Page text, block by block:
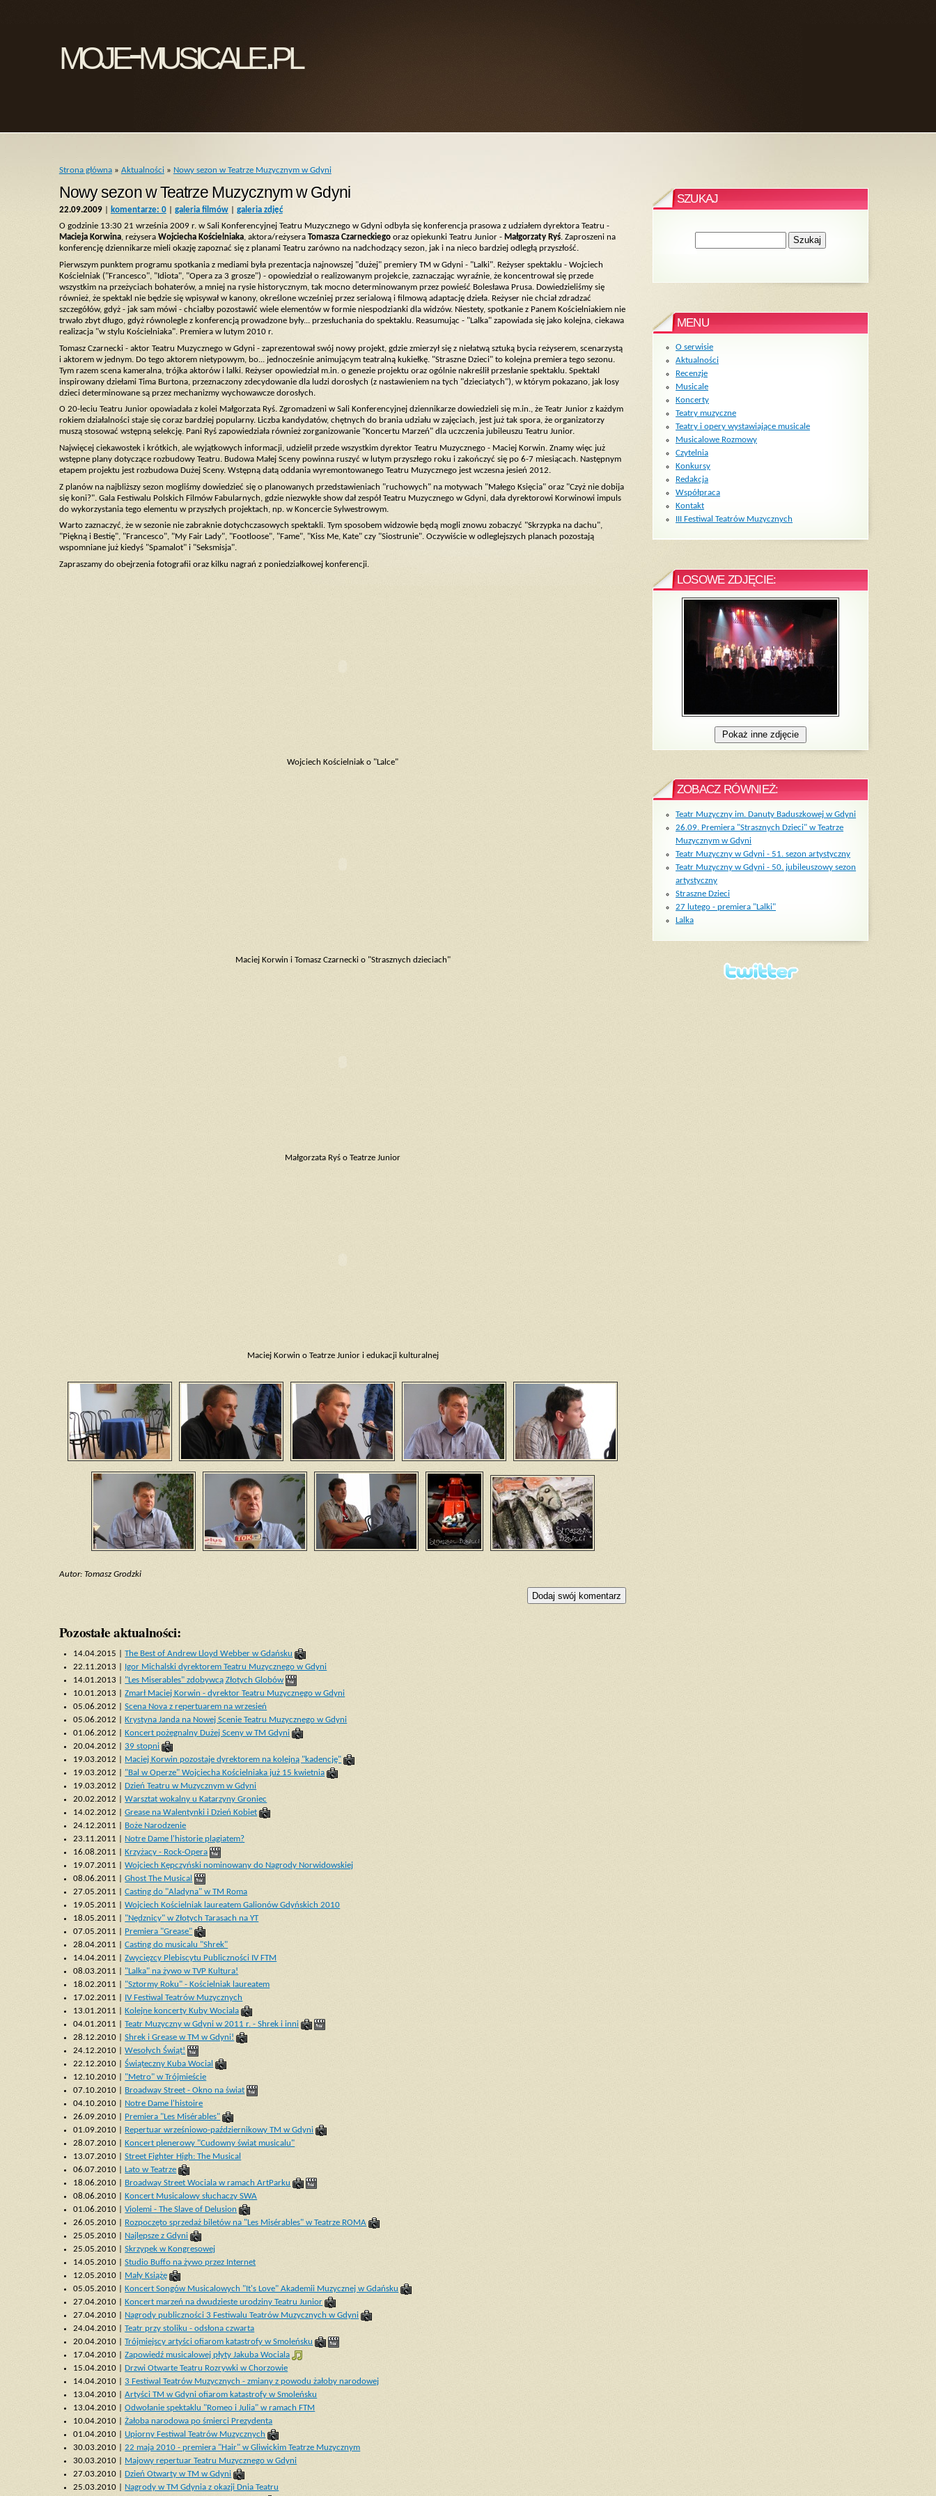
moje-musicale.pl
Strona główna» Aktualności» Nowy sezon w Teatrze Muzycznym w Gdyni
Nowy sezon w Teatrze Muzycznym w Gdyni
22.09.2009| komentarze: 0| galeria filmów| galeria zdjęć
O godzinie 13:30 21 września 2009 r. w Sali Konferencyjnej Teatru Muzycznego w Gdyni odbyła się konferencja prasowa z udziałem dyrektora Teatru -
Macieja Korwina, reżysera Wojciecha Kościelniaka, aktora/reżysera Tomasza Czarneckiegooraz opiekunki Teatru Junior - Małgorzaty Ryś. Zaproszeni na
konferencję dziennikarze mieli okazję zapoznać się z planami Teatru zarówno na nadchodzący sezon, jak i na nieco bardziej odległą przyszłość.
Pierwszym punktem programu spotkania z mediami była prezentacja najnowszej "dużej" premiery TM w Gdyni - "Lalki". Reżyser spektaklu - Wojciech
Kościelniak ("Francesco", "Idiota", "Opera za 3 grosze") - opowiedział o realizowanym projekcie, zaznaczając wyraźnie, że koncentrował się przede
wszystkim na przeżyciach bohaterów, a mniej na rysie historycznym, tak mocno determinowanym przez powieść Bolesława Prusa. Dowiedzieliśmy się
również, że spektakl nie będzie się wpisywał w kanony, określone wcześniej przez serialową i filmową adaptację dzieła. Reżyser nie chciał zdradzać
szczegółów, gdyż - jak sam mówi - chciałby pozostawić wiele elementów w formie niespodzianki dla widzów. Niestety, spotkanie z Panem Kościelniakiem nie
trwało zbyt długo, gdyż równolegle z konferencją prowadzone były... przesłuchania do spektaklu. Reasumując - "Lalka" zapowiada się jako kolejna, ciekawa
realizacja "w stylu Kościelniaka". Premiera w lutym 2010 r.
Tomasz Czarnecki - aktor Teatru Muzycznego w Gdyni - zaprezentował swój nowy projekt, gdzie zmierzył się z niełatwą sztuką bycia reżyserem, scenarzystą
i aktorem w jednym. Do tego aktorem nietypowym, bo... jednocześnie animującym teatralną kukiełkę. "Straszne Dzieci" to kolejna premiera tego sezonu.
Tym razem scena kameralna, trójka aktorów i lalki. Reżyser opowiedział m.in. o genezie projektu oraz ogólnie nakreślił przesłanie spektaklu. Spektakl
inspirowany dziełami Tima Burtona, przeznaczony zdecydowanie dla ludzi dorosłych (z nastawieniem na tych "dzieciatych"), w którym pokazano, jak losy
dzieci determinowane są przez mechanizmy wychowawcze dorosłych.
O 20-leciu Teatru Junior opowiadała z kolei Małgorzata Ryś. Zgromadzeni w Sali Konferencyjnej dziennikarze dowiedzieli się m.in., że Teatr Junior z każdym
rokiem działalności staje się coraz bardziej popularny. Liczba kandydatów, chętnych do brania udziału w zajęciach, jest już tak spora, że organizatorzy
muszą stosować wstępną selekcję. Pani Ryś zapowiedziała również zorganizowanie "Koncertu Marzeń" dla uczczenia jubileuszu Teatru Junior.
Najwięcej ciekawostek i krótkich, ale wyjątkowych informacji, udzielił przede wszystkim dyrektor Teatru Muzycznego - Maciej Korwin. Znamy więc już
wstępne plany dotyczące rozbudowy Teatru. Budowa Małej Sceny powinna ruszyć w lutym przyszłego roku i zakończyć się po 6-7 miesiącach. Następnym
etapem projektu jest rozbudowa Dużej Sceny. Wstępną datą oddania wyremontowanego Teatru Muzycznego jest wczesna jesień 2012.
Z planów na najbliższy sezon mogliśmy dowiedzieć się o planowanych przedstawieniach "ruchowych" na motywach "Małego Księcia" oraz "Czyż nie dobija
się koni?". Gala Festiwalu Polskich Filmów Fabularnych, gdzie niezwykłe show dał zespół Teatru Muzycznego w Gdyni, dała dyrektorowi Korwinowi impuls
do wykorzystania tego elementu w przyszłych projektach, np. w Koncercie Sylwestrowym.
Warto zaznaczyć, że w sezonie nie zabraknie dotychczasowych spektakli. Tym sposobem widzowie będą mogli znowu zobaczyć "Skrzypka na dachu",
"Piękną i Bestię", "Francesco", "My Fair Lady", "Footloose", "Fame", "Kiss Me, Kate" czy "Siostrunie". Oczywiście w odleglejszych planach pozostają
wspomniane już kiedyś "Spamalot" i "Seksmisja".
Zapraszamy do obejrzenia fotografii oraz kilku nagrań z poniedziałkowej konferencji.
Wojciech Kościelniak o "Lalce"
Maciej Korwin i Tomasz Czarnecki o "Strasznych dzieciach"
Małgorzata Ryś o Teatrze Junior
Maciej Korwin o Teatrze Junior i edukacji kulturalnej
Autor: Tomasz Grodzki
Pozostałe aktualności:
14.04.2015 |The Best of Andrew Lloyd Webber w Gdańsku
22.11.2013 |
Igor Michalski dyrektorem Teatru Muzycznego w Gdyni
14.01.2013 | "Les Miserables" zdobywcą Złotych Globów
10.01.2013 |Zmarł Maciej Korwin - dyrektor Teatru Muzycznego w Gdyni
05.06.2012 |Scena Nova z repertuarem na wrzesień
05.06.2012 |
Krystyna Janda na Nowej Scenie Teatru Muzycznego w Gdyni
01.06.2012 |
Koncert pożegnalny Dużej Sceny w TM Gdyni
20.04.2012 |39 stopni
19.03.2012 |
Maciej Korwin pozostaje dyrektorem na kolejną "kadencję"
19.03.2012 | "Bal w Operze" Wojciecha Kościelniaka już 15 kwietnia
19.03.2012 |
Dzień Teatru w Muzycznym w Gdyni
20.02.2012 |Warsztat wokalny u Katarzyny Groniec
14.02.2012 |Grease na Walentynki i Dzień Kobiet
24.12.2011 |
Boże Narodzenie
23.11.2011 |
Notre Dame l'historie plagiatem?
16.08.2011 |
Krzyżacy - Rock-Opera
19.07.2011 |Wojciech Kępczyński nominowany do Nagrody Norwidowskiej
08.06.2011 |Ghost The Musical
27.05.2011 |Casting do "Aladyna" w TM Roma
19.05.2011 |Wojciech Kościelniak laureatem Galionów Gdyńskich 2010
18.05.2011 | "Nędznicy" w Złotych Tarasach na YT
07.05.2011 |
Premiera "Grease"
28.04.2011 |Casting do musicalu "Shrek"
14.04.2011 |Zwycięzcy Plebiscytu Publiczności IV FTM
08.03.2011 | "Lalka" na żywo w TVP Kultura!
18.02.2011 | "Sztormy Roku" - Kościelniak laureatem
17.02.2011 |
IV Festiwal Teatrów Muzycznych
13.01.2011 |
Kolejne koncerty Kuby Wociala
04.01.2011 |Teatr Muzyczny w Gdyni w 2011 r. - Shrek i inni
28.12.2010 |Shrek i Grease w TM w Gdyni!
24.12.2010 |Wesołych Świąt!
22.12.2010 |Świąteczny Kuba Wocial
12.10.2010 | "Metro" w Trójmieście
07.10.2010 |
Broadway Street - Okno na świat
04.10.2010 |
Notre Dame l'histoire
26.09.2010 |
Premiera "Les Misérables"
01.09.2010 |
Repertuar wrześniowo-październikowy TM w Gdyni
28.07.2010 |
Koncert plenerowy "Cudowny świat musicalu"
13.07.2010 |Street Fighter High: The Musical
06.07.2010 |
Lato w Teatrze
18.06.2010 |
Broadway Street Wociala w ramach ArtParku
08.06.2010 |
Koncert Musicalowy słuchaczy SWA
01.06.2010 |Violemi - The Slave of Delusion
26.05.2010 |
Rozpoczęto sprzedaż biletów na "Les Misérables" w Teatrze ROMA
25.05.2010 |
Najlepsze z Gdyni
25.05.2010 |Skrzypek w Kongresowej
14.05.2010 |Studio Buffo na żywo przez Internet
12.05.2010 |
Mały Książę
05.05.2010 |
Koncert Songów Musicalowych "It's Love" Akademii Muzycznej w Gdańsku
27.04.2010 |
Koncert marzeń na dwudzieste urodziny Teatru Junior
27.04.2010 |
Nagrody publiczności 3 Festiwalu Teatrów Muzycznych w Gdyni
24.04.2010 |Teatr przy stoliku - odsłona czwarta
20.04.2010 |Trójmiejscy artyści ofiarom katastrofy w Smoleńsku
17.04.2010 |Zapowiedź musicalowej płyty Jakuba Wociala
15.04.2010 |
Drzwi Otwarte Teatru Rozrywki w Chorzowie
14.04.2010 |3 Festiwal Teatrów Muzycznych - zmiany z powodu żałoby narodowej
13.04.2010 |Artyści TM w Gdyni ofiarom katastrofy w Smoleńsku
13.04.2010 |Odwołanie spektaklu "Romeo i Julia" w ramach FTM
10.04.2010 |Żałoba narodowa po śmierci Prezydenta
01.04.2010 |Upiorny Festiwal Teatrów Muzycznych
30.03.2010 |22 maja 2010 - premiera "Hair" w Gliwickim Teatrze Muzycznym
30.03.2010 |
Majowy repertuar Teatru Muzycznego w Gdyni
27.03.2010 |
Dzień Otwarty w TM w Gdyni
25.03.2010 |
Nagrody w TM Gdynia z okazji Dnia Teatru
SZUKAJ
MENU
O serwisie
Aktualności
Recenzje
Musicale
Koncerty
Teatry muzyczne
Teatry i opery wystawiające musicale
Musicalowe Rozmowy
Czytelnia
Konkursy
Redakcja
Współpraca
Kontakt
III Festiwal Teatrów Muzycznych
LOSOWE ZDJĘCIE:
ZOBACZ RÓWNIEŻ:
Teatr Muzyczny im. Danuty Baduszkowej w Gdyni
26.09. Premiera "Strasznych Dzieci" w Teatrze
Muzycznym w Gdyni
Teatr Muzyczny w Gdyni - 51. sezon artystyczny
Teatr Muzyczny w Gdyni - 50. jubileuszowy sezon
artystyczny
Straszne Dzieci
27 lutego - premiera "Lalki"
Lalka